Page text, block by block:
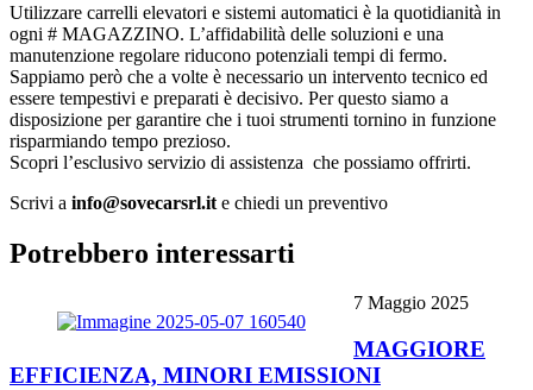
Utilizzare carrelli elevatori e sistemi automatici è la quotidianità in
ogni # MAGAZZINO. L’affidabilità delle soluzioni e una
manutenzione regolare riducono potenziali tempi di fermo.
Sappiamo però che a volte è necessario un intervento tecnico ed
essere tempestivi e preparati è decisivo. Per questo siamo a
disposizione per garantire che i tuoi strumenti tornino in funzione
risparmiando tempo prezioso.
Scopri l’esclusivo servizio di assistenza che possiamo offrirti.
Scrivi a info@sovecarsrl.it e chiedi un preventivo
Potrebbero interessarti
7 Maggio 2025
MAGGIORE
EFFICIENZA, MINORI EMISSIONI